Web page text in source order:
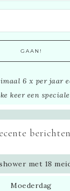
6 x per jaar
keer een
berichten
met 18
Moederdag